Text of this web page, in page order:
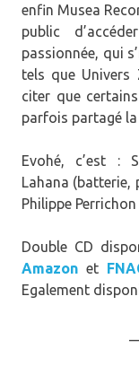
enfin Musea
public
passionnée, qui
tels que
citer que
parfois partagé la
Evohé, c’est :
Lahana (batterie,
Philippe
Double CD
Amazon et
Egalement